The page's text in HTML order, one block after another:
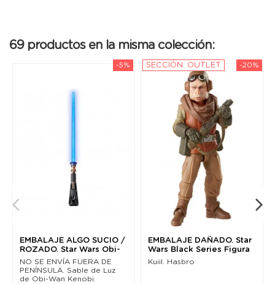
69 productos en la misma colección:
-5%
EMBALAJE ALGO SUCIO /
ROZADO. Star Wars Obi-
Wan Kenobi Black...
NO SE ENVÍA FUERA DE
PENÍNSULA. Sable de Luz
de Obi-Wan Kenobi.
-20%
SECCIÓN: OUTLET
EMBALAJE DAÑADO. Star
Wars Black Series Figura
Kuiil (The...
Kuiil. Hasbro